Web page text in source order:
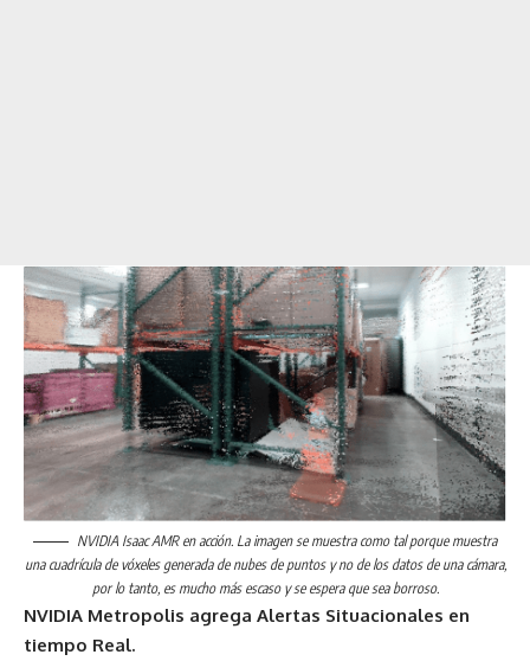
NVIDIA Isaac AMR en acción. La imagen se muestra como tal porque muestra
una cuadrícula de vóxeles generada de nubes de puntos y no de los datos de una cámara,
por lo tanto, es mucho más escaso y se espera que sea borroso.
NVIDIA Metropolis agrega Alertas Situacionales en
tiempo Real.